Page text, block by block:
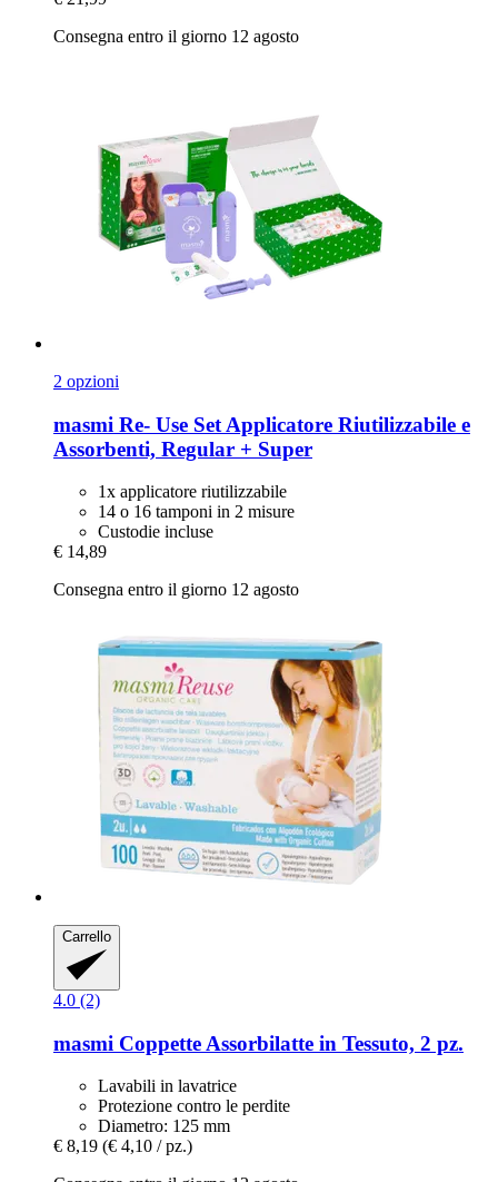
Consegna entro il giorno 12 agosto
2 opzioni
masmi Re-​ Use Set Applicatore Riutilizzabile e
Assorbenti, Regular + Super
1x applicatore riutilizzabile
14 o 16 tamponi in 2 misure
Custodie incluse
€ 14,89
Consegna entro il giorno 12 agosto
Carrello
4.0 (2)
masmi Coppette Assorbilatte in Tessuto, 2 pz.
Lavabili in lavatrice
Protezione contro le perdite
Diametro: 125 mm
€ 8,19 (€ 4,10 / pz.)